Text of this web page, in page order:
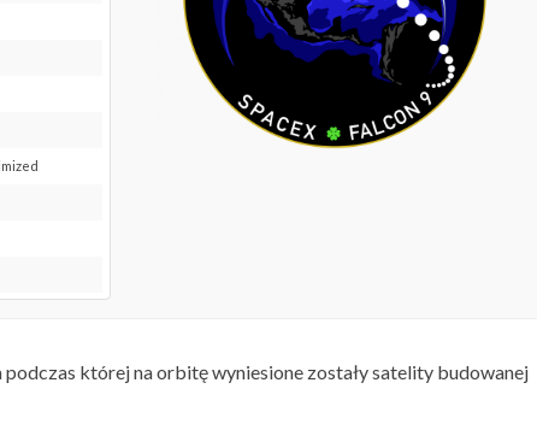
której na orbitę wyniesione zostały satelity budowanej